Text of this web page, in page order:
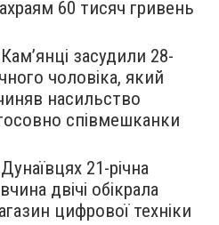
60 тисяч гривень
засудили 28-
чоловіка, який
насильство
співмешканки
21-річна
двічі обікрала
цифрової техніки